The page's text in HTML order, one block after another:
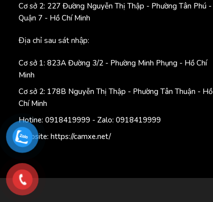
Cơ sở 2: 227 Đường Nguyễn Thị Thập - Phường Tân Phú -
Quận 7 - Hồ Chí Minh
Địa chỉ sau sát nhập:
Cơ sở 1: 823A Đường 3/2 - Phường Minh Phụng - Hồ Chí
Minh
Cơ sở 2: 178B Nguyễn Thị Thập - Phường Tân Thuận - Hồ
Chí Minh
Hotine: 0918419999 - Zalo: 0918419999
Website: https://camxe.net/